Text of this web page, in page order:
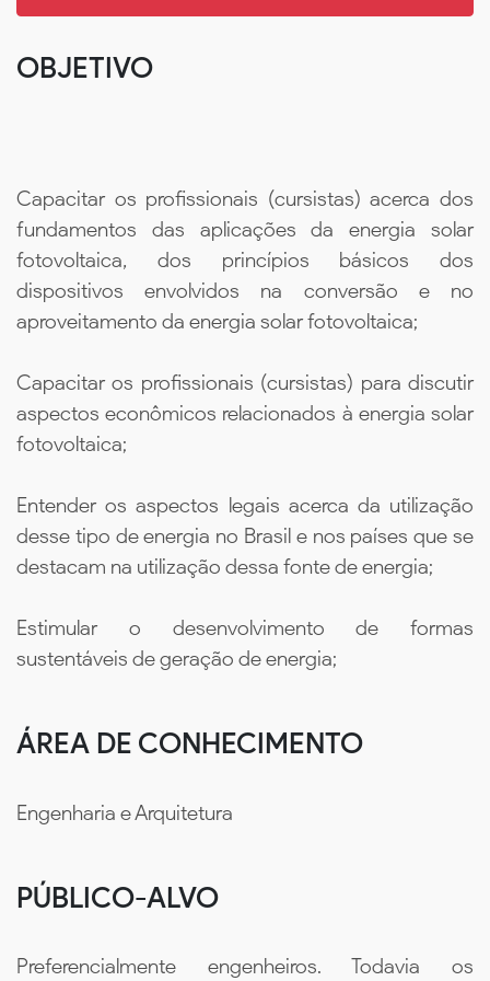
OBJETIVO
Capacitar os profissionais (cursistas) acerca dos
fundamentos das aplicações da energia solar
fotovoltaica, dos princípios básicos dos
dispositivos envolvidos na conversão e no
aproveitamento da energia solar fotovoltaica;
Capacitar os profissionais (cursistas) para discutir
aspectos econômicos relacionados à energia solar
fotovoltaica;
Entender os aspectos legais acerca da utilização
desse tipo de energia no Brasil e nos países que se
destacam na utilização dessa fonte de energia;
Estimular o desenvolvimento de formas
sustentáveis de geração de energia;
ÁREA DE CONHECIMENTO
Engenharia e Arquitetura
PÚBLICO-ALVO
Preferencialmente engenheiros. Todavia os